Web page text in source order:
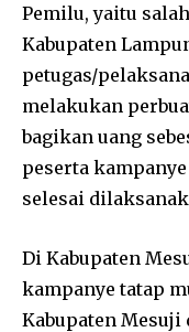
Pemilu, yaitu
Kabupaten
petugas/
melakukan
bagikan uang
peserta
selesai
Di Kabupaten
kampanye tatap
Kabupaten Mesuji